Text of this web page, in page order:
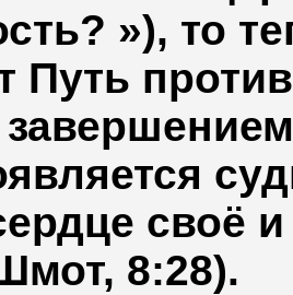
»), то
Путь
своё и
8:28).